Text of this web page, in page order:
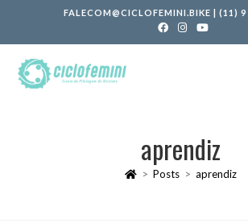
FALECOM@CICLOFEMINI.BIKE | (11) 9
aprendiz
> Posts > aprendiz